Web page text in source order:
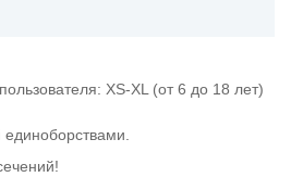
XS-XL (от 6 до 18 лет)